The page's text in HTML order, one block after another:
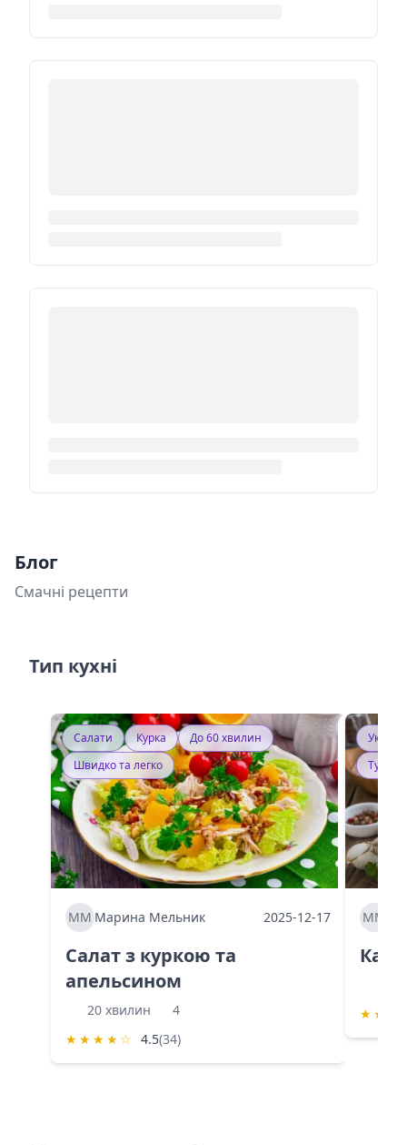
Блог
Смачні рецепти
Тип кухні
Салати Курка
До 60 хвилин
Швидко та легко
ММ Марина Мельник 2025-12-17
Салат з куркою та
апельсином
20 хвилин
4
★ ★ ★ ★ ☆ 4.5(34)
ММ
★ ★